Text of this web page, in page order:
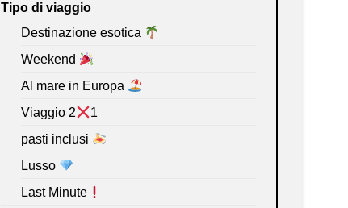
Tipo di viaggio
Destinazione esotica
Weekend
Al mare in Europa
Viaggio 2
1
pasti inclusi
Lusso
Last Minute